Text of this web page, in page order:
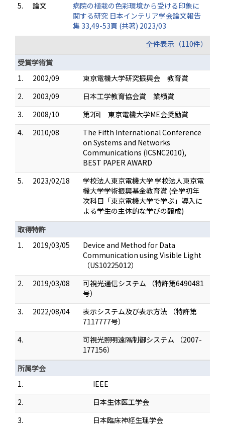
5.
論文
病院の植栽の色彩環境から受ける印象に
関する研究 日本インテリア学会論文報告
集 33,49-53頁 (共著) 2023/03
全件表示（110件）
受賞学術賞
1.
2002/09
東京電機大学研究振興会 教育賞
2.
2003/09
日本工学教育協会賞 業績賞
3.
2008/10
第2回 東京電機大学ME会奨励賞
4.
2010/08
The Fifth International Conference
on Systems and Networks
Communications (ICSNC2010),
BEST PAPER AWARD
5.
2023/02/18
学校法人東京電機大学 学校法人東京電
機大学学術振興基金教育賞 (全学初年
次科目「東京電機大学で学ぶ」導入に
よる学生の主体的な学びの醸成)
取得特許
1.
2019/03/05
Device and Method for Data
Communication using Visible Light
（US10225012）
2.
2019/03/08
可視光通信システム （特許第6490481
号）
3.
2022/08/04
表示システム及び表示方法 （特許第
7117777号）
4.
可視光照明遠隔制御システム （2007-
177156）
所属学会
1.
IEEE
2.
日本生体医工学会
3.
日本臨床神経生理学会